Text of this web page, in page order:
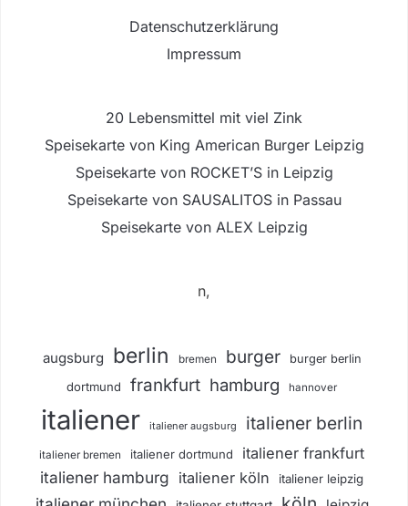
Datenschutzerklärung
Impressum
20 Lebensmittel mit viel Zink
Speisekarte von King American Burger Leipzig
Speisekarte von ROCKET’S in Leipzig
Speisekarte von SAUSALITOS in Passau
Speisekarte von ALEX Leipzig
n,
augsburg berlin bremen burger burger berlin
dortmund frankfurt hamburg hannover
italiener italiener augsburg italiener berlin
italiener bremen italiener dortmund italiener frankfurt
italiener hamburg italiener köln italiener leipzig